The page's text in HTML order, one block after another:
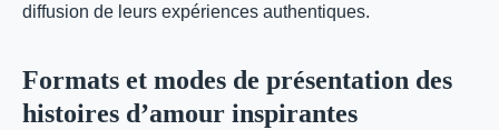
diffusion de leurs expériences authentiques.
Formats et modes de présentation des
histoires d’amour inspirantes